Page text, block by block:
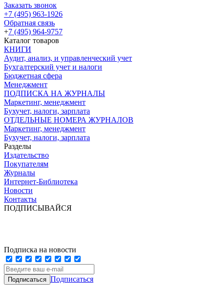
Заказать звонок
+7 (495) 963-1926
Обратная связь
+7 (495) 964-9757
Каталог товаров
КНИГИ
Аудит, анализ, и управленческий учет
Бухгалтерский учет и налоги
Бюджетная сфера
Менеджмент
ПОДПИСКА НА ЖУРНАЛЫ
Маркетинг, менеджмент
Бухучет, налоги, зарплата
ОТДЕЛЬНЫЕ НОМЕРА ЖУРНАЛОВ
Маркетинг, менеджмент
Бухучет, налоги, зарплата
Разделы
Издательство
Покупателям
Журналы
Интернет-Библиотека
Новости
Контакты
ПОДПИСЫВАЙСЯ
Подписка на новости
Подписаться